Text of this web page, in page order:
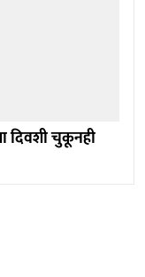
दिवशी चुकूनही